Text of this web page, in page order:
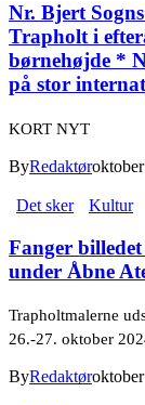
Nr. Bjert
Trapholt i
børnehøjde *
på stor
KORT NYT
ByRedaktør
Det sker Kultur
Fanger
under Åbne
Trapholtmalerne
26.-27. oktober
ByRedaktør